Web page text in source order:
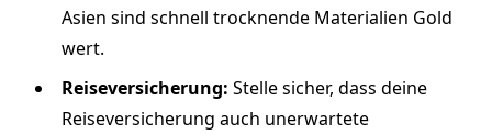
Asien sind schnell trocknende Materialien Gold
wert.
Reiseversicherung: Stelle sicher, dass deine
Reiseversicherung auch unerwartete